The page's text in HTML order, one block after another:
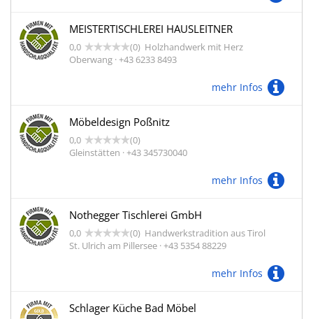
MEISTERTISCHLEREI HAUSLEITNER
0,0 (0) Holzhandwerk mit Herz
Oberwang · +43 6233 8493
mehr Infos
Möbeldesign Poßnitz
0,0
(0)
Gleinstätten · +43 345730040
mehr Infos
Nothegger Tischlerei GmbH
0,0 (0) Handwerkstradition aus Tirol
St. Ulrich am Pillersee · +43 5354 88229
mehr Infos
Schlager Küche Bad Möbel